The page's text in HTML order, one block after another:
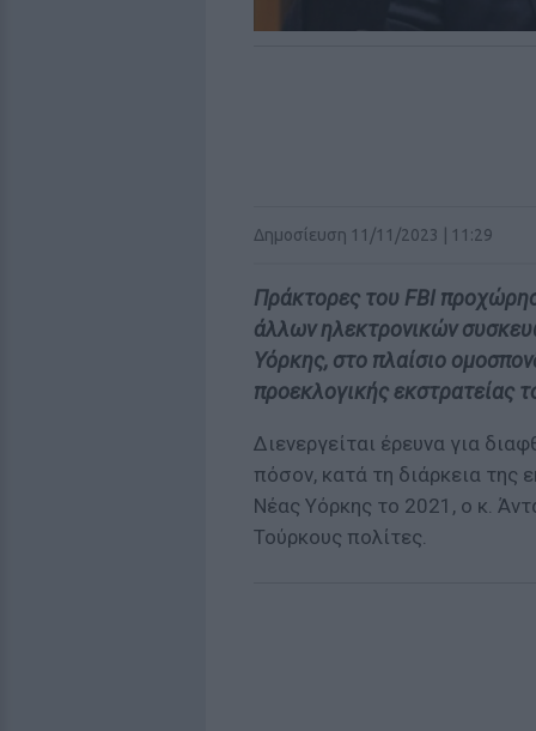
Δημοσίευση 11/11/2023 | 11:29
Πράκτορες του FBI
άλλων ηλεκτρονικών
Υόρκης, στο πλαίσιο
προεκλογικής εκστρατείας
Διενεργείται έρευνα για
πόσον, κατά τη διάρκεια της
Νέας Υόρκης το 2021, ο κ.
Τούρκους πολίτες.